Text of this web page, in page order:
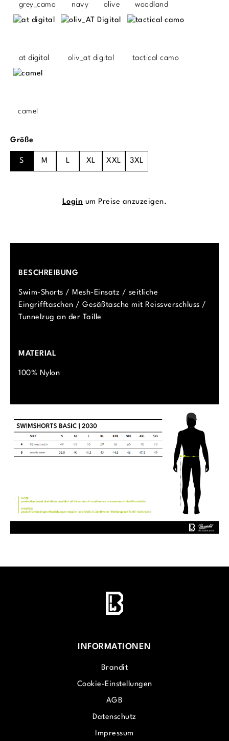
grey_camo navy olive woodland
at digital oliv_at digital tactical camo
camel
Größeauswählen
S M L XL XXL 3XL
Login um Preise anzuzeigen.
BESCHREIBUNG
Swim-Shorts / Mesh-Einsatz / seitliche
Eingrifftaschen / Gesäßtasche mit Reissverschluss /
Tunnelzug an der Taille
MATERIAL
100% Nylon
INFORMATIONEN
Brandit
Cookie-Einstellungen
AGB
Datenschutz
Impressum